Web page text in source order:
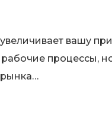
вашу
процессы,